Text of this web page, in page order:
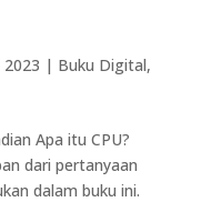
2023 | Buku Digital,
Apa itu CPU?
dari pertanyaan
dalam buku ini.